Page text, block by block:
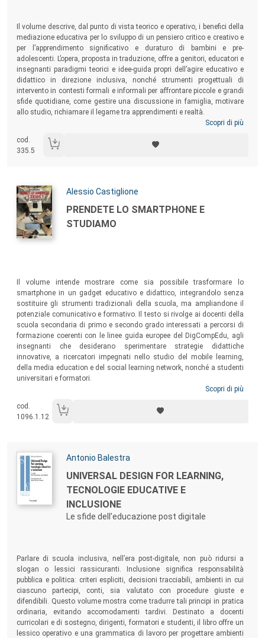
Il volume descrive, dal punto di vista teorico e operativo, i benefici della
mediazione educativa per lo sviluppo di un pensiero critico e creativo e
per l’apprendimento significativo e duraturo di bambini e pre-
adolescenti. L’opera, proposta in traduzione, offre a genitori, educatori e
insegnanti paradigmi teorici e idee-guida propri dell’agire educativo e
didattico in direzione inclusiva, nonché strumenti progettuali di
intervento in contesti formali e informali per affrontare piccole e grandi
sfide quotidiane, come gestire una discussione in famiglia, motivare
allo studio, richiamare il legame tra apprendimenti e realtà.
Scopri di più
cod.
335.5
Autori:
Alessio Castiglione
Titolo:
PRENDETE LO SMARTPHONE E
STUDIAMO
Il volume intende mostrare come sia possibile trasformare lo
smartphone in un gadget educativo e didattico, integrandolo senza
sostituire gli strumenti tradizionali della scuola, ma ampliandone il
potenziale comunicativo e formativo. Il testo si rivolge ai docenti della
scuola secondaria di primo e secondo grado interessati a percorsi di
formazione coerenti con le linee guida europee del DigCompEdu, agli
insegnanti che desiderano sperimentare strategie didattiche
innovative, a ricercatori impegnati nello studio del mobile learning,
della media education e del social learning network, nonché a studenti
universitari e formatori.
Scopri di più
cod.
1096.1.12
Autori:
Antonio Balestra
Titolo:
UNIVERSAL DESIGN FOR LEARNING,
TECNOLOGIE EDUCATIVE E
INCLUSIONE
Le sfide dell’educazione post digitale
Parlare di scuola inclusiva, nell’era post-digitale, non può ridursi a
slogan o lessici rassicuranti. Inclusione significa responsabilità
pubblica e politica: criteri espliciti, decisioni tracciabili, ambienti in cui
ciascuno partecipi, conti, sia valutato con procedure giuste e
difendibili. Questo volume mostra come tradurre tali principi in pratica
ordinaria, evitando accomodamenti tardivi. Destinato a docenti
curricolari e di sostegno, dirigenti, formatori e studenti, il libro offre un
lessico operativo e una grammatica di lavoro per progettare ambienti